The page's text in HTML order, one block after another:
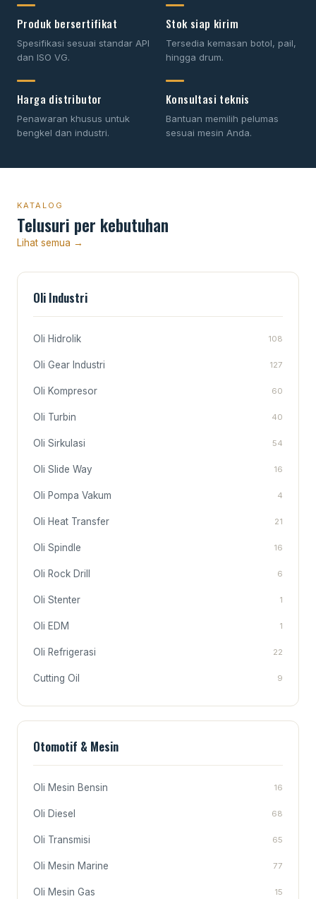
Produk bersertifikat
Spesifikasi sesuai standar API
dan ISO VG.
Stok siap kirim
Tersedia kemasan botol, pail,
hingga drum.
Harga distributor
Penawaran khusus untuk
bengkel dan industri.
Konsultasi teknis
Bantuan memilih pelumas
sesuai mesin Anda.
KATALOG
Telusuri per kebutuhan
Lihat semua →
Oli Industri
Oli Hidrolik 108
Oli Gear Industri 127
Oli Kompresor 60
Oli Turbin 40
Oli Sirkulasi 54
Oli Slide Way 16
Oli Pompa Vakum 4
Oli Heat Transfer 21
Oli Spindle 16
Oli Rock Drill 6
Oli Stenter 1
Oli EDM 1
Oli Refrigerasi 22
Cutting Oil 9
Otomotif & Mesin
Oli Mesin Bensin 16
Oli Diesel 68
Oli Transmisi 65
Oli Mesin Marine 77
Oli Mesin Gas 15